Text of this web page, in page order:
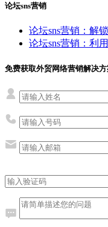
论坛sns营销
论坛sns营销：解
论坛sns营销：利
免费获取外贸网络营销解决